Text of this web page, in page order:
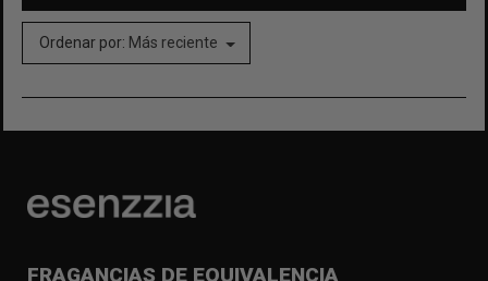
Ordenar por: Más reciente
FRAGANCIAS DE EQUIVALENCIA